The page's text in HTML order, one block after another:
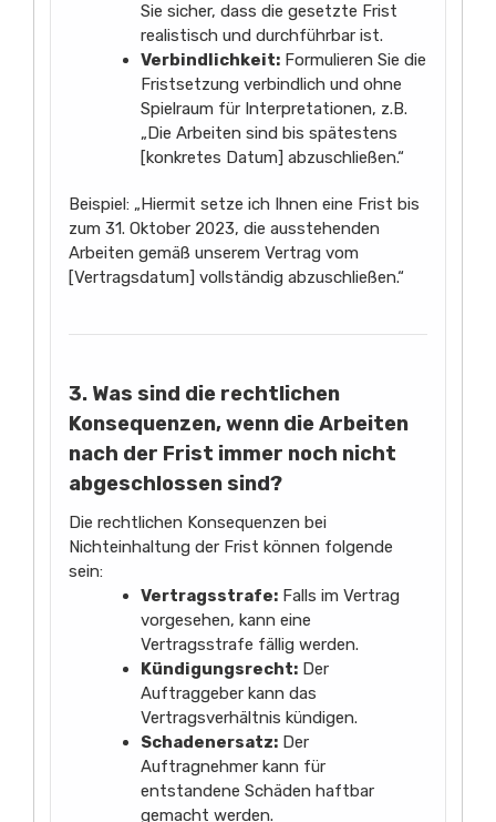
Sie sicher, dass die gesetzte Frist
realistisch und durchführbar ist.
Verbindlichkeit: Formulieren Sie die
Fristsetzung verbindlich und ohne
Spielraum für Interpretationen, z.B.
„Die Arbeiten sind bis spätestens
[konkretes Datum] abzuschließen.“
Beispiel: „Hiermit setze ich Ihnen eine Frist bis
zum 31. Oktober 2023, die ausstehenden
Arbeiten gemäß unserem Vertrag vom
[Vertragsdatum] vollständig abzuschließen.“
3. Was sind die rechtlichen
Konsequenzen, wenn die Arbeiten
nach der Frist immer noch nicht
abgeschlossen sind?
Die rechtlichen Konsequenzen bei
Nichteinhaltung der Frist können folgende
sein:
Vertragsstrafe: Falls im Vertrag
vorgesehen, kann eine
Vertragsstrafe fällig werden.
Kündigungsrecht: Der
Auftraggeber kann das
Vertragsverhältnis kündigen.
Schadenersatz: Der
Auftragnehmer kann für
entstandene Schäden haftbar
gemacht werden.